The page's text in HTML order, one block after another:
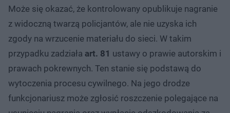
Może się okazać, że kontrolowany opublikuje nagranie
z widoczną twarzą policjantów, ale nie uzyska ich
zgody na wrzucenie materiału do sieci. W takim
przypadku zadziała art. 81 ustawy o prawie autorskim i
prawach pokrewnych. Ten stanie się podstawą do
wytoczenia procesu cywilnego. Na jego drodze
funkcjonariusz może zgłosić roszczenie polegające na